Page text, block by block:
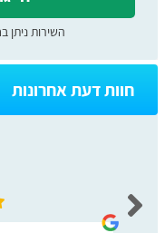
השירות ניתן
חוות דעת אחרונות